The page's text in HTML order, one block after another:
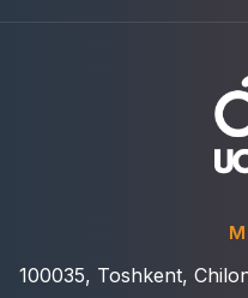
100035, Toshkent,